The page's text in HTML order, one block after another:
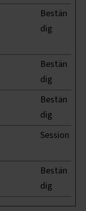
Bestän
dig
Bestän
dig
Bestän
dig
Session
Bestän
dig